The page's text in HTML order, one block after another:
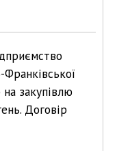
Франківської
закупівлю
Договір